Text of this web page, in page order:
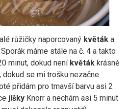
růžičky naporcovaný květák a
Sporák máme stále na č. 4 a takto
minut, dokud není květák krásně
dokud se mi trošku nezačne
přidám pro tmavší barvu asi 2
jíšky Knorr a nechám asi 5 minut